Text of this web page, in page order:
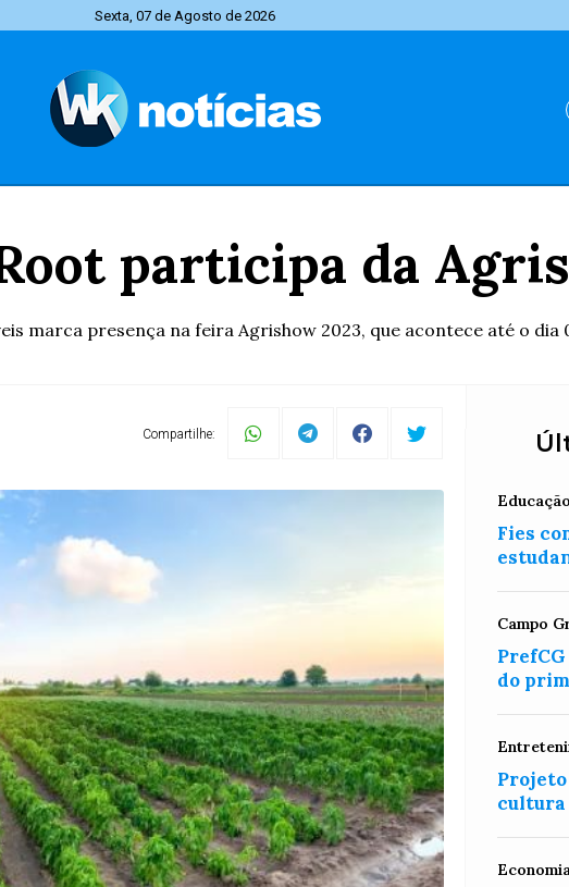
Sexta, 07 de Agosto de 2026
participa da
marca presença na feira Agrishow 2023, que acontece até o dia
Compartilhe:
Educação
Fies
Campo
do
Projeto
cultura